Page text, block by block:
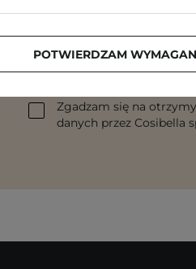
Pielęgnacyjne checklisty,
Zgadzam się na
danych przez Cosibella
POTWIERDZAM